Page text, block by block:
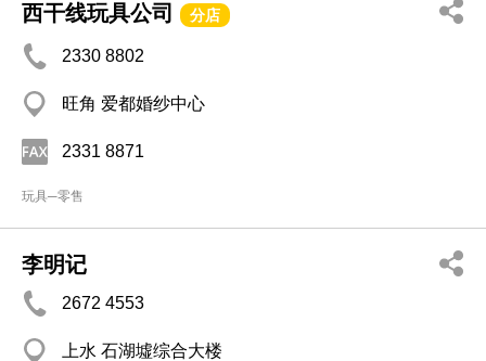
西干线玩具公司 分店
2330 8802
旺角 爱都婚纱中心
2331 8871
玩具─零售
李明记
2672 4553
上水 石湖墟综合大楼